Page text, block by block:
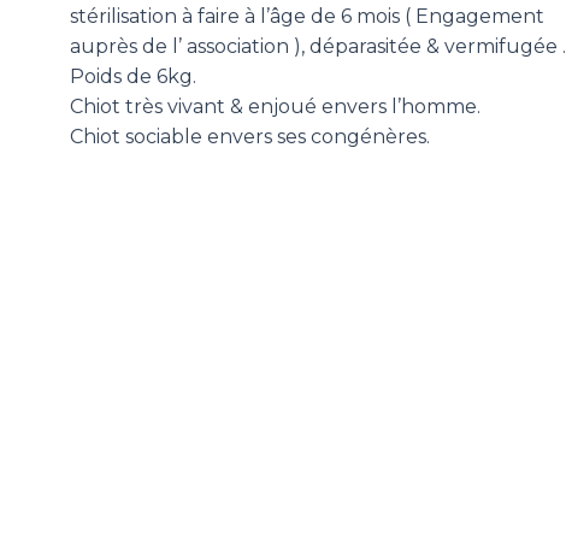
stérilisation à faire à l’âge de 6 mois ( Engagement
auprès de l’ association ), déparasitée & vermifugée .
Poids de 6kg.
Chiot très vivant & enjoué envers l’homme.
Chiot sociable envers ses congénères.